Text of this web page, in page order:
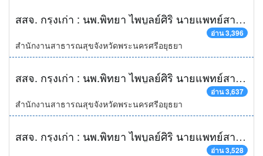
สสจ. กรุงเก่า : นพ.พิทยา ไพบูลย์ศิริ นายแพทย์สาธารณสุขจังหวัดพระนครศรีอยุธยา พร้อมคณะเจ้าหน้าที่ในสังกัดสำนักงานสาธารณสุขจังหวัดพระนครศรีอยุธยา ให้การต้อนรับ นายสืบศักดิ์ เอี่ยมวิจารณ์ รองผู้ว่าราชการจังหวัดพระนครศรีอยุธยา ในโอกาสเดินทางมาเป็นประธานเปิด "โครงการรณรงค์ปวงประชาร่วมใจ ปั่นสองล้อ สู่สุขภาพดี" เฉลิมพระเกียรติ 60 พรรษา สมเด็จพระเทพรัตนราชสุดาฯสยามบรมราชกุมารี พร้อมปล่อยขบวนจักรยานปั่นรอบเกาะเมือง ณ บริเวณหน้าวิหารพระมงคลบพิตร
อ่าน 3,396
สำนักงานสาธารณสุขจังหวัดพระนครศรีอยุธยา
สสจ. กรุงเก่า : นพ.พิทยา ไพบูลย์ศิริ นายแพทย์สาธารณสุขจังหวัดพระนครศรีอยุธยา นำคณะเจ้าหน้าที่ในสังกัดสำนักงานสาธารรสุขจังหวัดพระนครศรีอยุธยา เข้าร่วมรดน้ำดำหัวขอพร นายอภิชาติ โตดิลกเวชช์ ผู้ว่าราชการจังหวัดพระนครศรีอยุธยา และ นางรชตภร โตดิลกเวชช์ นายกเหล่ากาชาดจังหวัดพระนครศรีอยุธยา ณ จวนผู้ว่าราชการจังหวัดพระนครศรีอยุธยา
อ่าน 3,637
สำนักงานสาธารณสุขจังหวัดพระนครศรีอยุธยา
สสจ. กรุงเก่า : นพ.พิทยา ไพบูลย์ศิริ นายแพทย์สาธารณสุขจังหวัดพระนครศรีอยุธยา เข้าร่วมสภากาแฟ จัดโดยโรงพยาบาลพระนครศรีอยุธยา โดยมี นายอภิชาติ โตลิดกเวชช์ ผู้ว่าราชการจังหวัดพระนครศรีอยุธยา รองผู้ว่าราชการจังหวัดฯ หัวหน้าส่วนราชการทุกส่วนราชการ ร่วมพบปะหารือ และตรวจสุขภาพ ณ ห้องประชุมอู่ทอง ชั้น 5 อาคารเฉลิมพระเกียรติ โรงพยาบาลพระนครศรีอยุธยา
อ่าน 3,528